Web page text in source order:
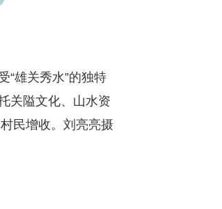
“雄关秀水”的独特
关隘文化、山水资
民增收。刘亮亮摄